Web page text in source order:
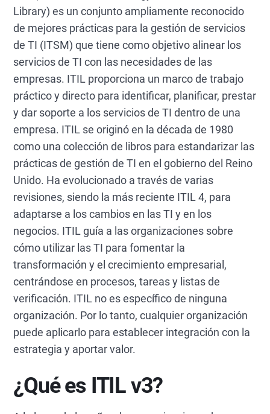
forma iterativa, observar directamente, ser
transparente, colaborar y mantener las
cosas sencillas.
Las organizaciones que implementan ITIL
v3 experimentan una mejora en la calidad
del servicio, menor tiempo de inactividad,
mejor alineación con el negocio y mayor
satisfacción de los usuarios. Lee la guía
completa para explorar los procesos
detallados de ITIL v3 y conocer
estrategias de implementación con
herramientas modernas de ITSM.
Library) es un conjunto ampliamente reconocido
de mejores prácticas para la gestión de servicios
de TI (ITSM) que tiene como objetivo alinear los
servicios de TI con las necesidades de las
empresas. ITIL proporciona un marco de trabajo
práctico y directo para identificar, planificar, prestar
y dar soporte a los servicios de TI dentro de una
empresa. ITIL se originó en la década de 1980
como una colección de libros para estandarizar las
prácticas de gestión de TI en el gobierno del Reino
Unido. Ha evolucionado a través de varias
revisiones, siendo la más reciente ITIL 4, para
adaptarse a los cambios en las TI y en los
negocios. ITIL guía a las organizaciones sobre
cómo utilizar las TI para fomentar la
transformación y el crecimiento empresarial,
centrándose en procesos, tareas y listas de
verificación. ITIL no es específico de ninguna
organización. Por lo tanto, cualquier organización
puede aplicarlo para establecer integración con la
estrategia y aportar valor.
¿Qué es ITIL v3?